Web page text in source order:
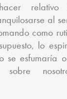
relativo
al
como
lo
se esfumaría
sobre